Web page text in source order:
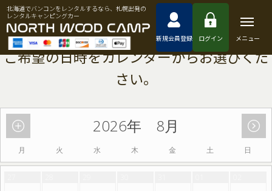
北海道でバンコンをレンタルするなら、札幌出発の
レンタルキャンピングカー
新規会員登録 ログイン メニュー
2026年 8月
月 火 水 木 金 土 日